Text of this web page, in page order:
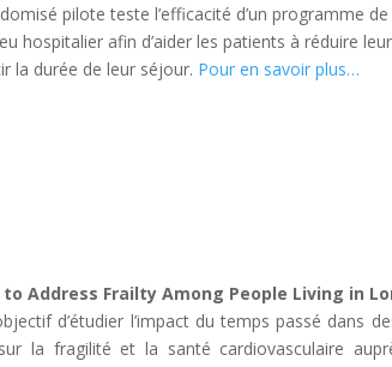
pilote teste l’efficacité d’un programme
hospitalier afin d’aider les patients à réduire
la durée de leur séjour. Pour en savoir plus…
Address Frailty Among People Living in
d’étudier l’impact du temps passé dans
la fragilité et la santé cardiovasculaire